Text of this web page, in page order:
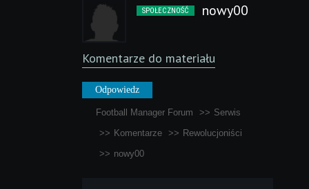
SPOŁECZNOŚĆ nowy00
Komentarze do materiału
Odpowiedz
Football Manager Forum
Serwis
Komentarze
Rewolucjoniści
nowy00